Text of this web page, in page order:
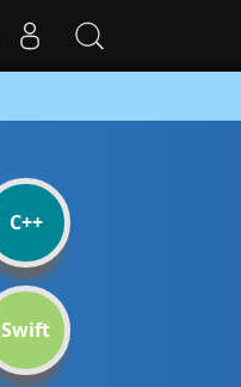
C++
Swift